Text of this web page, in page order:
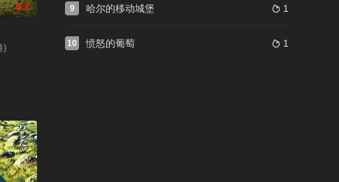
8.2
)
9  1
哈尔的移动城堡
10  1
愤怒的葡萄